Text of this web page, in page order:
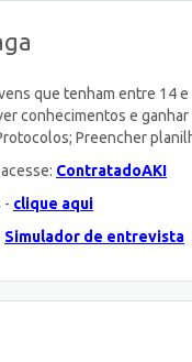
que tenham entre 14
conhecimentos e
Preencher
ContratadoAKI
- clique aqui
Simulador de entrevista